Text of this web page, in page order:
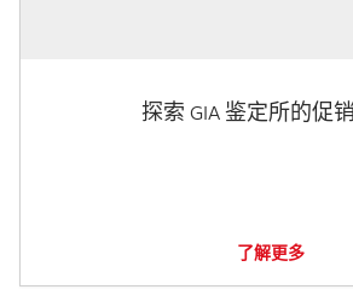
探索 GIA 鉴定所的促
了解更多